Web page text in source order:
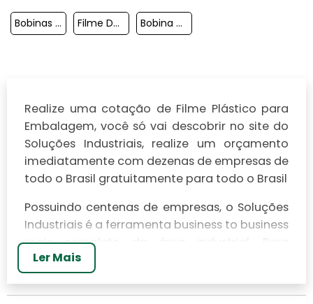
Bobinas Plasticas Para Embalagens Filme De Embalagem Bobina De Plastico Para Embalagem
Realize uma cotação de Filme Plástico para
Embalagem, você só vai descobrir no site do
Soluções Industriais, realize um orçamento
imediatamente com dezenas de empresas de
todo o Brasil gratuitamente para todo o Brasil
Possuindo centenas de empresas, o Soluções
Industriais é a ferramenta business to business
mais completo da área industrial. Para
realizar um orçamento de Filme Plástico para
Embalagem, clique em um ou mais dos
anuciantes a seguir:
Ler Mais